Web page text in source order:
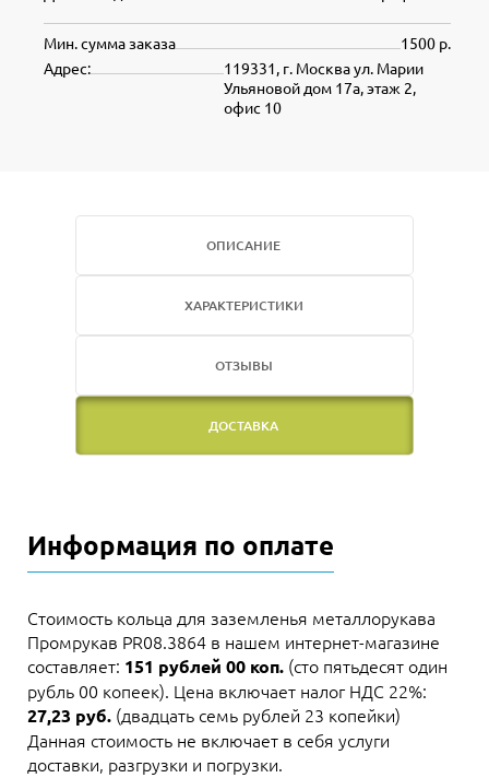
1500 р.
Мин. сумма заказа
119331, г. Москва ул. Марии
Ульяновой дом 17а, этаж 2,
офис 10
Адрес:
ОПИСАНИЕ
ХАРАКТЕРИСТИКИ
ОТЗЫВЫ
ДОСТАВКА
Информация по оплате
Стоимость кольца для заземленья металлорукава
Промрукав PR08.3864 в нашем интернет-магазине
составляет: 151 рублей 00 коп. (сто пятьдесят один
рубль 00 копеек). Цена включает налог НДС 22%:
27,23 руб. (двадцать семь рублей 23 копейки)
Данная стоимость не включает в себя услуги
доставки, разгрузки и погрузки.